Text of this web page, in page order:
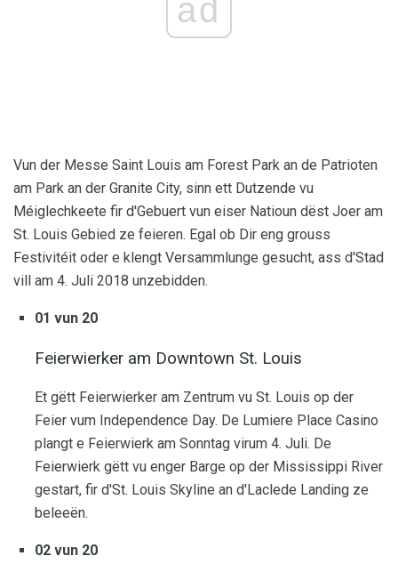
ad
Vun der Messe Saint Louis am Forest Park an de Patrioten
am Park an der Granite City, sinn ett Dutzende vu
Méiglechkeete fir d'Gebuert vun eiser Natioun dëst Joer am
St. Louis Gebied ze feieren. Egal ob Dir eng grouss
Festivitéit oder e klengt Versammlunge gesucht, ass d'Stad
vill am 4. Juli 2018 unzebidden.
01 vun 20
Feierwierker am Downtown St. Louis
Et gëtt Feierwierker am Zentrum vu St. Louis op der
Feier vum Independence Day. De Lumiere Place Casino
plangt e Feierwierk am Sonntag virum 4. Juli. De
Feierwierk gëtt vu enger Barge op der Mississippi River
gestart, fir d'St. Louis Skyline an d'Laclede Landing ze
beleeën.
02 vun 20